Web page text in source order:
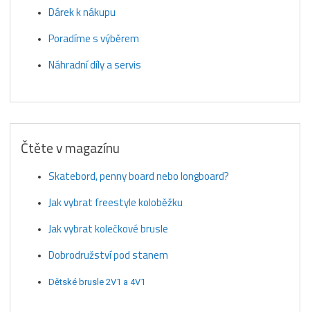
Dárek k nákupu
Poradíme s výběrem
Náhradní díly a servis
Čtěte v magazínu
Skatebord, penny board nebo longboard?
Jak vybrat freestyle koloběžku
Jak vybrat kolečkové brusle
Dobrodružství pod stanem
Dětské brusle 2V1 a 4V1